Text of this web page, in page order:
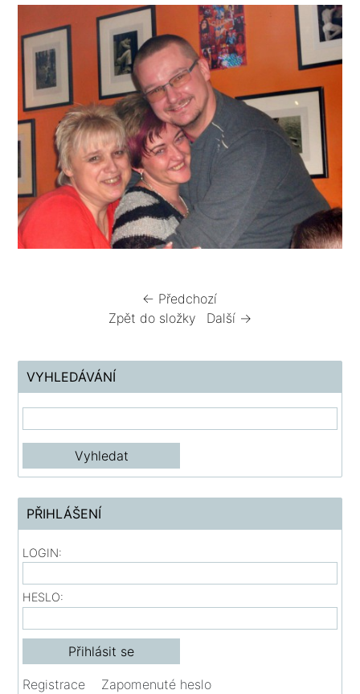
← Předchozí
Zpět do složky
Další →
VYHLEDÁVÁNÍ
PŘIHLÁŠENÍ
LOGIN:
HESLO:
Registrace Zapomenuté heslo